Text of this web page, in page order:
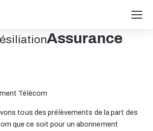
Assurance
Télécom
tous des prélèvements de la part des
que ce soit pour un abonnement